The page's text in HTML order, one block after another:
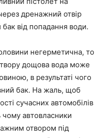
дренажний отвір
від попадання води.
негерметична, то
дощова вода може
в результаті чого
бак. На жаль, щоб
сучасних автомобілів
чому автовласники
отвором під